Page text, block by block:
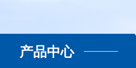
产品中心